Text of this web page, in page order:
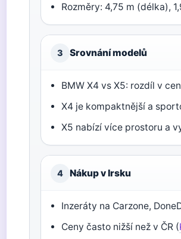
Rozměry: 4,75 m (délka),
3 Srovnání modelů
BMW X4 vs X5: rozdíl v
X4 je kompaktnější a
X5 nabízí více prostoru a
4 Nákup v Irsku
Inzeráty na Carzone,
Ceny často nižší než v ČR (